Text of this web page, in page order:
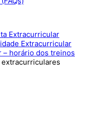
Extracurricular
Extracurricular
– horário dos treinos